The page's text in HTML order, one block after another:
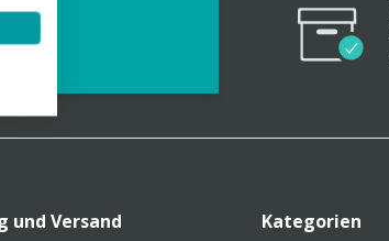
und Versand Kategorien